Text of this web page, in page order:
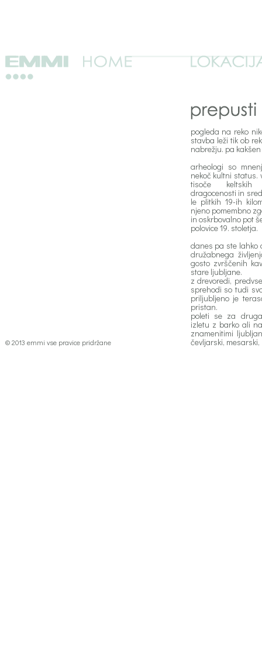
© 2013 emmi vse pravice pridržane
pogleda na reko
stavba leži tik ob
nabrežju. pa
arheologi so
nekoč kultni status.
tisoče keltskih
dragocenosti in
le plitkih 19-ih
njeno pomembno
in oskrbovalno pot
polovice 19. stoletja.
danes pa ste lahko
družabnega
gosto zvrščenih
stare ljubljane.
z drevoredi,
sprehodi so tudi
priljubljeno je
pristan.
poleti se za
izletu z barko ali
znamenitimi
čevljarski,